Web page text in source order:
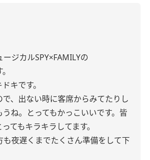
ジカルSPY×FAMILYの
キです。
、出ない時に客席からみてたりし
ね。とってもかっこいいです。皆
てもキラキラしてます。
も夜遅くまでたくさん準備をして下